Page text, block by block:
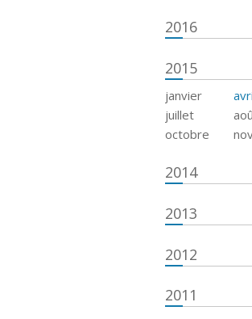
2016
2015
janvier
juillet
octobre
2014
2013
2012
2011